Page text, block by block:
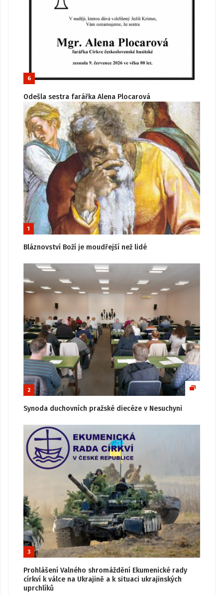
6
Odešla sestra farářka Alena Plocarová
1
Bláznovství Boží je moudřejší než lidé
2
Synoda duchovních pražské diecéze v Nesuchyni
3
Prohlášení Valného shromáždění Ekumenické rady
církví k válce na Ukrajině a k situaci ukrajinských
uprchlíků